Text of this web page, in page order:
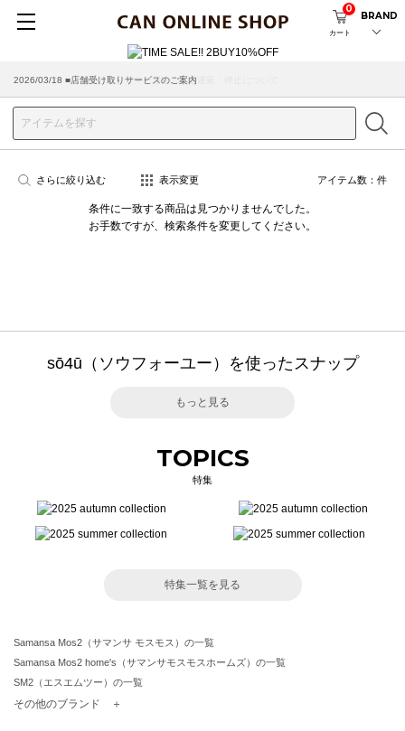
カート
0
BRAND
2026/07/29 ■【お知らせ】ヤマト運輸の配送遅延・停止について
2026/03/18 ■店舗受け取りサービスのご案内
さらに絞り込む 表示変更 アイテム数： 件
条件に一致する商品は見つかりませんでした。
お手数ですが、検索条件を変更してください。
sō4ū（ソウフォーユー）を使ったスナップ
もっと見る
TOPICS
特集
特集一覧を見る
Samansa Mos2（サマンサ モスモス）の一覧
Samansa Mos2 home's（サマンサモスモスホームズ）の一覧
SM2（エスエムツー）の一覧
TSUHARU by Samansa Mos2（ツハルバイサマンサモスモス）の一覧
その他のブランド ＋